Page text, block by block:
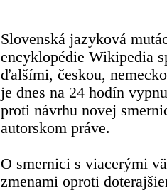
Slovenská jazyková
encyklopédie Wikipedia
ďalšími, českou,
je dnes na 24 hodín
proti návrhu novej
autorskom práve.
O smernici s viacerými
zmenami oproti